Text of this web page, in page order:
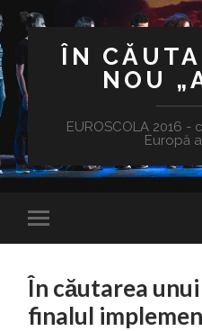
ÎN
NOU
EUROSCOLA 2016
Europă
În căutarea unui
finalul